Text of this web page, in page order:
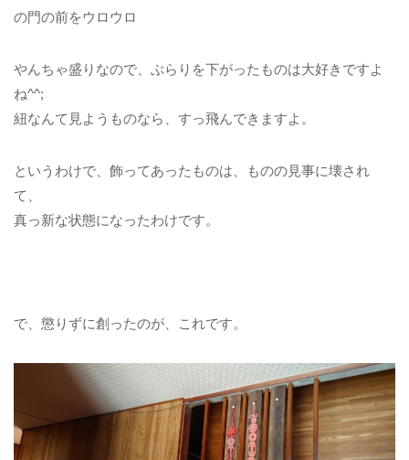
の門の前をウロウロ
やんちゃ盛りなので、ぶらりを下がったものは大好きですよ
ね^^;
紐なんて見ようものなら、すっ飛んできますよ。
というわけで、飾ってあったものは、ものの見事に壊され
て、
真っ新な状態になったわけです。
で、懲りずに創ったのが、これです。